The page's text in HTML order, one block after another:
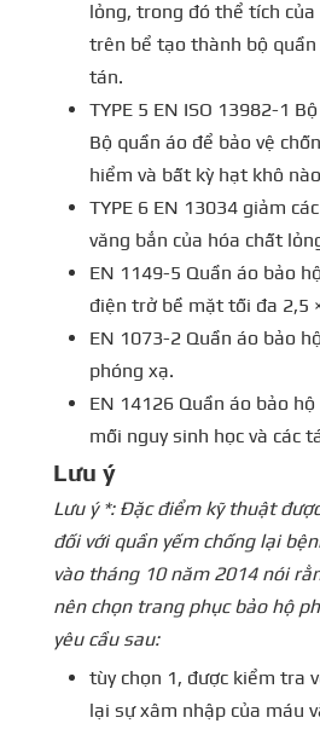
lỏng, trong đó thể tích
trên bể tạo thành bộ
tán.
TYPE 5 EN ISO 13982-1
Bộ quần áo để bảo vệ
hiểm và bất kỳ hạt khô
TYPE 6 EN 13034 giảm
văng bắn của hóa chất
EN 1149-5 Quần áo bảo
điện trở bề mặt tối đa 2,5
EN 1073-2 Quần áo bảo
phóng xạ.
EN 14126 Quần áo bảo
mối nguy sinh học và các
Lưu ý
Lưu ý *: Đặc điểm kỹ thuật
đối với quần yếm chống lại
vào tháng 10 năm 2014 nói
nên chọn trang phục bảo hộ
yêu cầu sau:
tùy chọn 1, được kiểm tra
lại sự xâm nhập của máu